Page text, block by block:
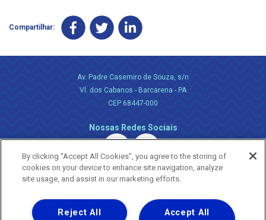
Compartilhar:
Av. Padre Casemiro de Souza, s/n
Vl. dos Cabanos - Barcarena - PA
CEP 68447-000
Nossas Redes Sociais
Uma empresa
By clicking “Accept All Cookies”, you agree to the storing of
cookies on your device to enhance site navigation, analyze
site usage, and assist in our marketing efforts.
Accept All
Reject All